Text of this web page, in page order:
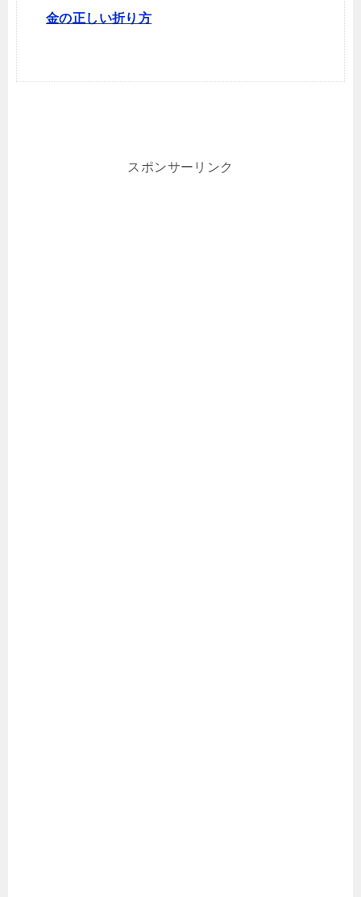
金の正しい折り方
スポンサーリンク